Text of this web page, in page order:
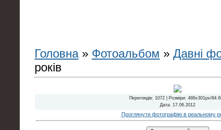
Головна» Фотоальбом » Давні
років
Переглядів: 1072 | Розміри: 486x301px/
Дата: 17.06.2012
Проглянути фотографію в реальному